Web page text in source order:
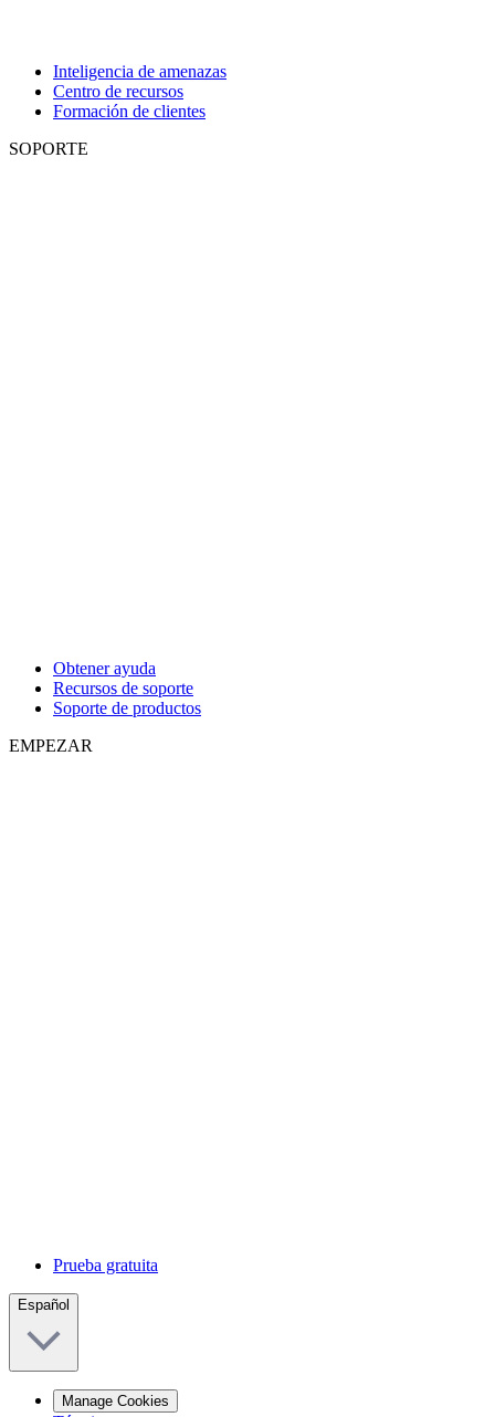
Inteligencia de amenazas
Centro de recursos
Formación de clientes
SOPORTE
Obtener ayuda
Recursos de soporte
Soporte de productos
EMPEZAR
Prueba gratuita
Español
Manage Cookies